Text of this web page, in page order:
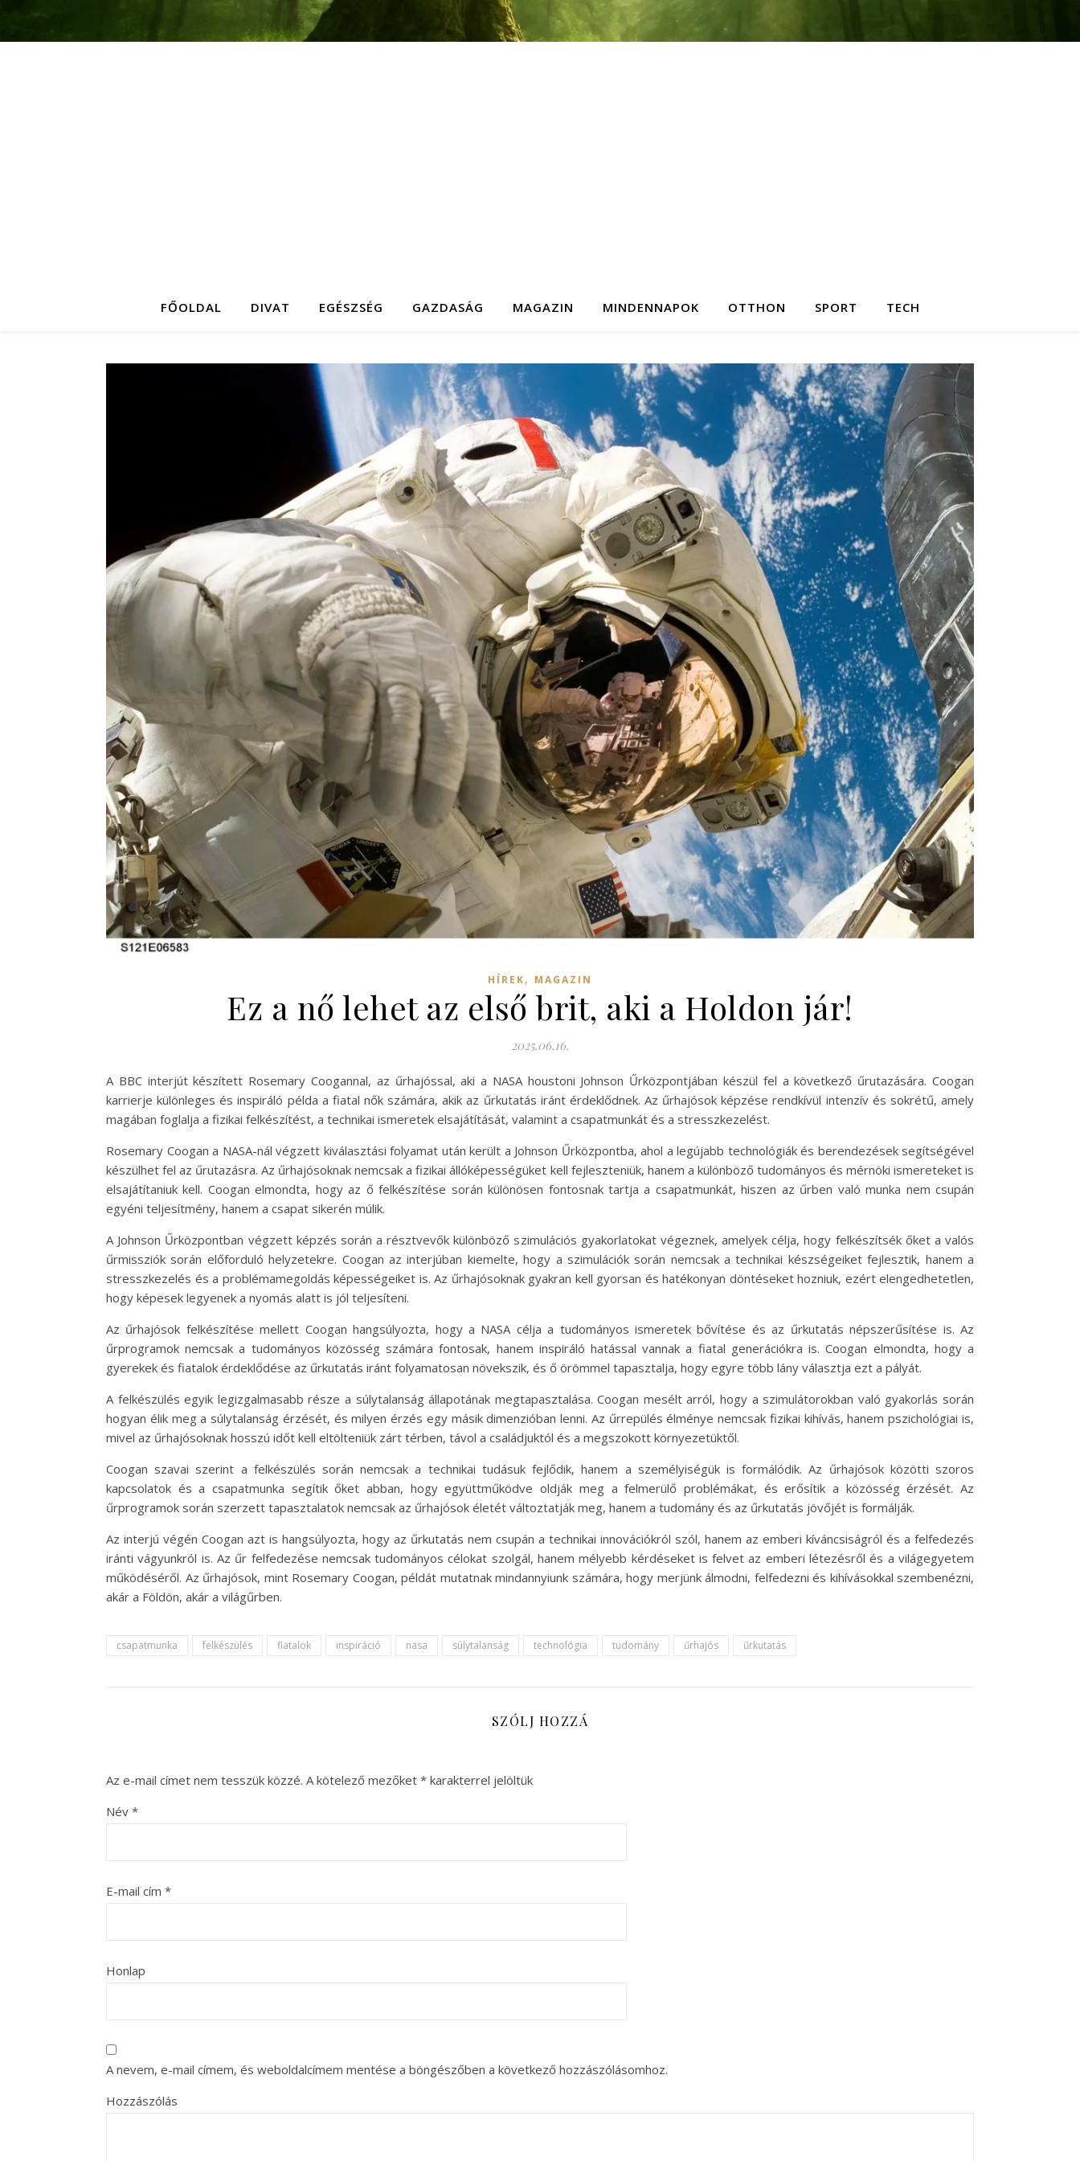
FŐOLDAL DIVAT EGÉSZSÉG GAZDASÁG MAGAZIN MINDENNAPOK OTTHON SPORT TECH
HÍREK, MAGAZIN
Ez a nő lehet az első brit, aki a Holdon jár!
2025.06.16.
A BBC interjút készített Rosemary Coogannal, az űrhajóssal, aki a NASA houstoni Johnson Űrközpontjában készül fel a következő űrutazására. Coogan
karrierje különleges és inspiráló példa a fiatal nők számára, akik az űrkutatás iránt érdeklődnek. Az űrhajósok képzése rendkívül intenzív és sokrétű, amely
magában foglalja a fizikai felkészítést, a technikai ismeretek elsajátítását, valamint a csapatmunkát és a stresszkezelést.
Rosemary Coogan a NASA-nál végzett kiválasztási folyamat után került a Johnson Űrközpontba, ahol a legújabb technológiák és berendezések segítségével
készülhet fel az űrutazásra. Az űrhajósoknak nemcsak a fizikai állóképességüket kell fejleszteniük, hanem a különböző tudományos és mérnöki ismereteket is
elsajátítaniuk kell. Coogan elmondta, hogy az ő felkészítése során különösen fontosnak tartja a csapatmunkát, hiszen az űrben való munka nem csupán
egyéni teljesítmény, hanem a csapat sikerén múlik.
A Johnson Űrközpontban végzett képzés során a résztvevők különböző szimulációs gyakorlatokat végeznek, amelyek célja, hogy felkészítsék őket a valós
űrmissziók során előforduló helyzetekre. Coogan az interjúban kiemelte, hogy a szimulációk során nemcsak a technikai készségeiket fejlesztik, hanem a
stresszkezelés és a problémamegoldás képességeiket is. Az űrhajósoknak gyakran kell gyorsan és hatékonyan döntéseket hozniuk, ezért elengedhetetlen,
hogy képesek legyenek a nyomás alatt is jól teljesíteni.
Az űrhajósok felkészítése mellett Coogan hangsúlyozta, hogy a NASA célja a tudományos ismeretek bővítése és az űrkutatás népszerűsítése is. Az
űrprogramok nemcsak a tudományos közösség számára fontosak, hanem inspiráló hatással vannak a fiatal generációkra is. Coogan elmondta, hogy a
gyerekek és fiatalok érdeklődése az űrkutatás iránt folyamatosan növekszik, és ő örömmel tapasztalja, hogy egyre több lány választja ezt a pályát.
A felkészülés egyik legizgalmasabb része a súlytalanság állapotának megtapasztalása. Coogan mesélt arról, hogy a szimulátorokban való gyakorlás során
hogyan élik meg a súlytalanság érzését, és milyen érzés egy másik dimenzióban lenni. Az űrrepülés élménye nemcsak fizikai kihívás, hanem pszichológiai is,
mivel az űrhajósoknak hosszú időt kell eltölteniük zárt térben, távol a családjuktól és a megszokott környezetüktől.
Coogan szavai szerint a felkészülés során nemcsak a technikai tudásuk fejlődik, hanem a személyiségük is formálódik. Az űrhajósok közötti szoros
kapcsolatok és a csapatmunka segítik őket abban, hogy együttműködve oldják meg a felmerülő problémákat, és erősítik a közösség érzését. Az
űrprogramok során szerzett tapasztalatok nemcsak az űrhajósok életét változtatják meg, hanem a tudomány és az űrkutatás jövőjét is formálják.
Az interjú végén Coogan azt is hangsúlyozta, hogy az űrkutatás nem csupán a technikai innovációkról szól, hanem az emberi kíváncsiságról és a felfedezés
iránti vágyunkról is. Az űr felfedezése nemcsak tudományos célokat szolgál, hanem mélyebb kérdéseket is felvet az emberi létezésről és a világegyetem
működéséről. Az űrhajósok, mint Rosemary Coogan, példát mutatnak mindannyiunk számára, hogy merjünk álmodni, felfedezni és kihívásokkal szembenézni,
akár a Földön, akár a világűrben.
csapatmunka felkészülés fiatalok inspiráció nasa súlytalanság technológia tudomány űrhajós űrkutatás
SZÓLJ HOZZÁ
Az e-mail címet nem tesszük közzé. A kötelező mezőket * karakterrel jelöltük
Név *
E-mail cím *
Honlap
A nevem, e-mail címem, és weboldalcímem mentése a böngészőben a következő hozzászólásomhoz.
Hozzászólás